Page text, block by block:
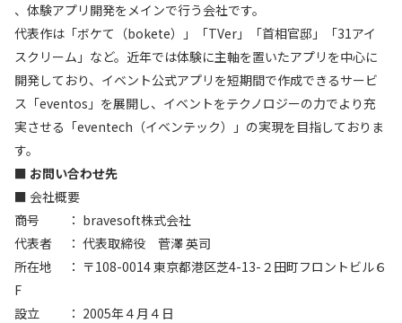
、体験アプリ開発をメインで行う会社です。
代表作は「ボケて（bokete）
」「TVer」「首相官邸」「31アイ
スクリーム」など。近年では体験に主軸を置いたアプリを中心に
開発しており、イベント公式アプリを短期間で作成できるサービ
ス「eventos」を展開し、イベントをテクノロジーの力でより充
実させる「eventech（イベンテック）」の実現を目指しておりま
す。
■ お問い合わせ先
■ 会社概要
商号 ： bravesoft株式会社
代表者 ： 代表取締役 菅澤 英司
所在地 ： 〒108-0014 東京都港区芝4-13-２田町フロントビル６
F
設立 ： 2005年４月４日